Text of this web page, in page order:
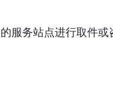
服务站点进行取件或